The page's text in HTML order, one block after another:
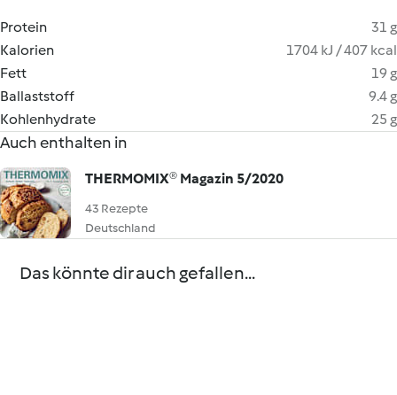
Protein
31 g
Kalorien
1704 kJ / 407 kcal
Fett
19 g
Ballaststoff
9.4 g
Kohlenhydrate
25 g
Auch enthalten in
THERMOMIX® Magazin 5/2020
43 Rezepte
Deutschland
Das könnte dir auch gefallen...